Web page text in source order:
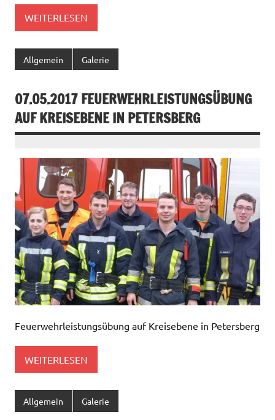
WEITERLESEN
Allgemein Galerie
07.05.2017 FEUERWEHRLEISTUNGSÜBUNG
AUF KREISEBENE IN PETERSBERG
Feuerwehrleistungsübung auf Kreisebene in Petersberg
WEITERLESEN
Allgemein Galerie